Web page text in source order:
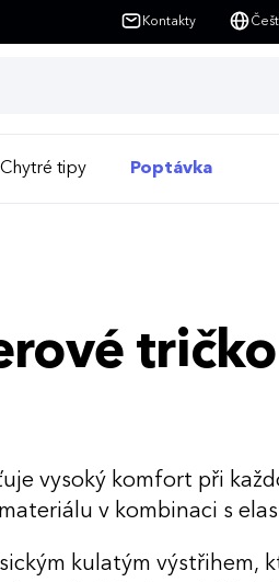
Kontakty
Chytré tipy Poptávka
vysoký komfort při
v kombinaci s
kulatým výstřihem,